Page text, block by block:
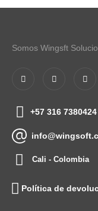
Somos Wingsft
+57 316 7380424
Cali - Colombia
Política de